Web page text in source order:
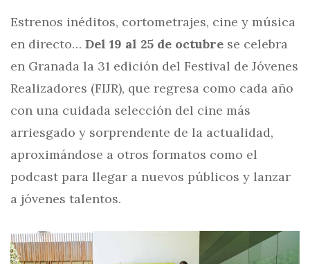
Estrenos inéditos, cortometrajes, cine y música
en directo… Del 19 al 25 de octubre se celebra
en Granada la 31 edición del Festival de Jóvenes
Realizadores (FIJR), que regresa como cada año
con una cuidada selección del cine más
arriesgado y sorprendente de la actualidad,
aproximándose a otros formatos como el
podcast para llegar a nuevos públicos y lanzar
a jóvenes talentos.